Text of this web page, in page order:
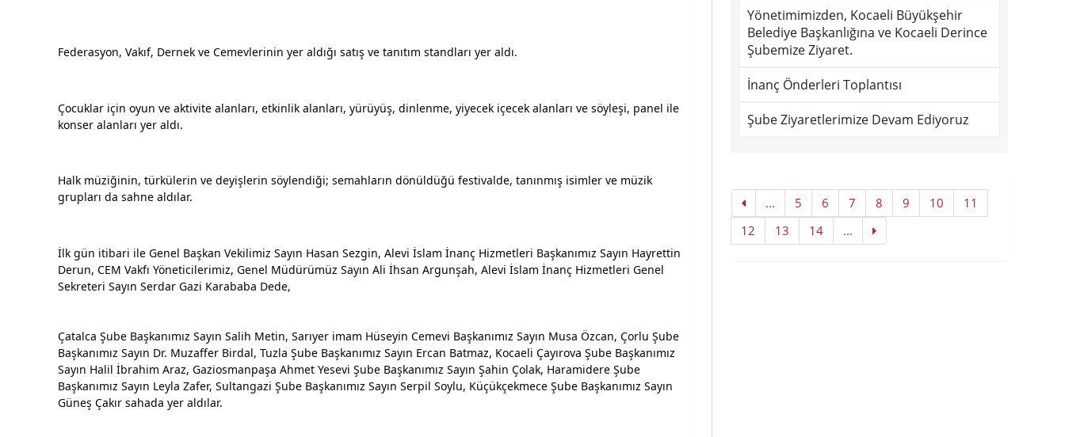
Federasyon, Vakıf, Dernek ve Cemevlerinin yer aldığı satış ve tanıtım standları yer aldı.
Çocuklar için oyun ve aktivite alanları, etkinlik alanları, yürüyüş, dinlenme, yiyecek içecek alanları ve söyleşi, panel ile
konser alanları yer aldı.
Halk müziğinin, türkülerin ve deyişlerin söylendiği; semahların dönüldüğü festivalde, tanınmış isimler ve müzik
grupları da sahne aldılar.
İlk gün itibari ile Genel Başkan Vekilimiz Sayın Hasan Sezgin, Alevi İslam İnanç Hizmetleri Başkanımız Sayın Hayrettin
Derun, CEM Vakfı Yöneticilerimiz, Genel Müdürümüz Sayın Ali İhsan Argunşah, Alevi İslam İnanç Hizmetleri Genel
Sekreteri Sayın Serdar Gazi Karababa Dede,
Çatalca Şube Başkanımız Sayın Salih Metin, Sarıyer imam Hüseyin Cemevi Başkanımız Sayın Musa Özcan, Çorlu Şube
Başkanımız Sayın Dr. Muzaffer Birdal, Tuzla Şube Başkanımız Sayın Ercan Batmaz, Kocaeli Çayırova Şube Başkanımız
Sayın Halil İbrahim Araz, Gaziosmanpaşa Ahmet Yesevi Şube Başkanımız Sayın Şahin Çolak, Haramidere Şube
Başkanımız Sayın Leyla Zafer, Sultangazi Şube Başkanımız Sayın Serpil Soylu, Küçükçekmece Şube Başkanımız Sayın
Güneş Çakır sahada yer aldılar.
Yönetimimizden, Kocaeli Büyükşehir
Belediye Başkanlığına ve Kocaeli Derince
Şubemize Ziyaret.
İnanç Önderleri Toplantısı
Şube Ziyaretlerimize Devam Ediyoruz
... 5 6 7 8 9 10
11
12
13 14 ...